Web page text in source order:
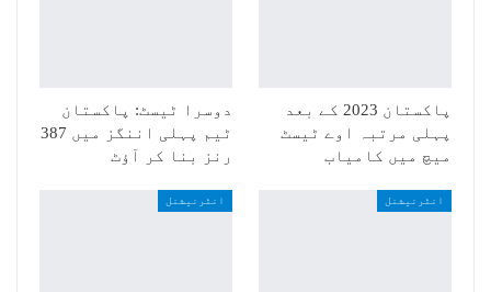
پاکستان 2023 کے بعد
پہلی مرتبہ اوے ٹیسٹ
میچ میں کامیاب
دوسرا ٹیسٹ: پاکستان
ٹیم پہلی اننگز میں 387
رنز بنا کر آؤٹ
انٹرنیشنل انٹرنیشنل